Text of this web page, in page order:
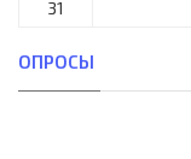
31
ОПРОСЫ